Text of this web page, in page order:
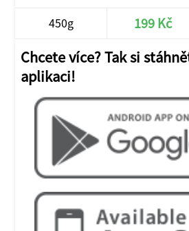
450g 199 Kč
Chcete více? Tak si
aplikaci!